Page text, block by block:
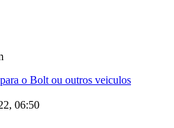
o Bolt ou outros veiculos
06:50